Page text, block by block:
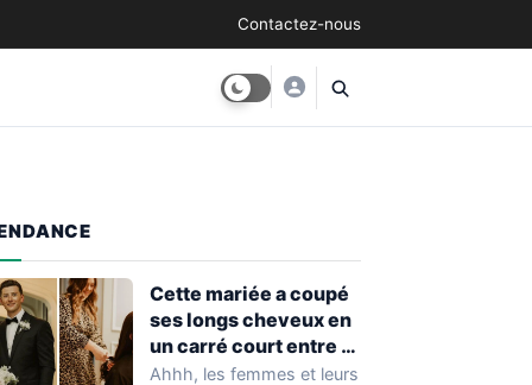
Contactez-nous
Cette mariée a coupé
ses longs cheveux en
un carré court entre la
cérémonie de mariage
Ahhh, les femmes et leurs